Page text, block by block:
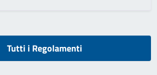
Tutti i Regolamenti